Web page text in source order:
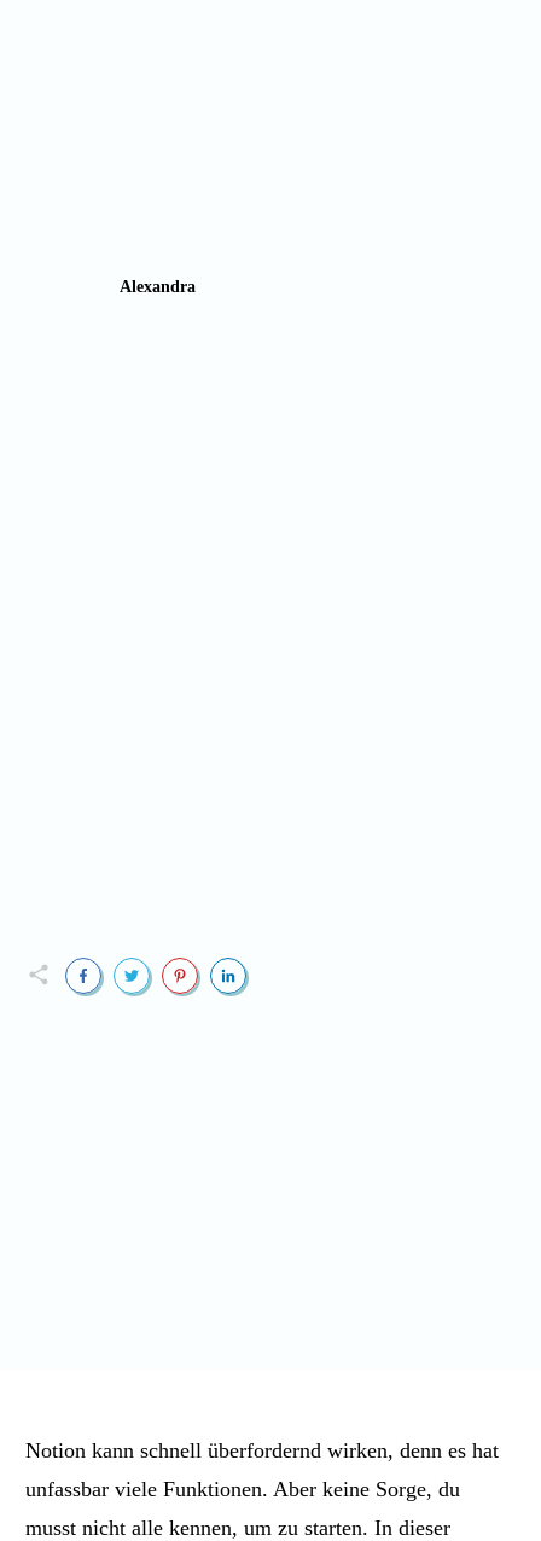
Alexandra
Notion kann schnell überfordernd wirken, denn es hat
unfassbar viele Funktionen. Aber keine Sorge, du
musst nicht alle kennen, um zu starten. In dieser